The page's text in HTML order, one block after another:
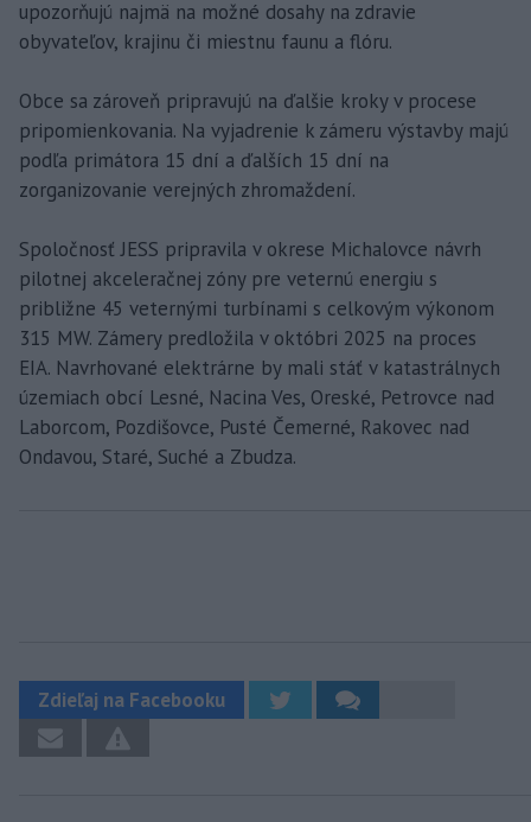
upozorňujú najmä na možné dosahy na zdravie
obyvateľov, krajinu či miestnu faunu a flóru.
Obce sa zároveň pripravujú na ďalšie kroky v procese
pripomienkovania. Na vyjadrenie k zámeru výstavby majú
podľa primátora 15 dní a ďalších 15 dní na
zorganizovanie verejných zhromaždení.
Spoločnosť JESS pripravila v okrese Michalovce návrh
pilotnej akceleračnej zóny pre veternú energiu s
približne 45 veternými turbínami s celkovým výkonom
315 MW. Zámery predložila v októbri 2025 na proces
EIA. Navrhované elektrárne by mali stáť v katastrálnych
územiach obcí Lesné, Nacina Ves, Oreské, Petrovce nad
Laborcom, Pozdišovce, Pusté Čemerné, Rakovec nad
Ondavou, Staré, Suché a Zbudza.
Zdieľaj na Facebooku